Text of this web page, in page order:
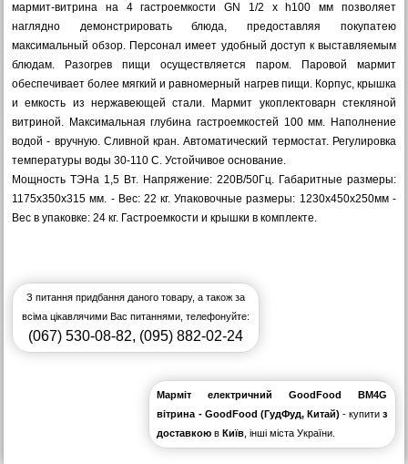
мармит-витрина на 4 гастроемкости GN 1/2 х h100 мм позволяет
наглядно демонстрировать блюда, предоставляя покупатею
максимальный обзор. Персонал имеет удобный доступ к выставляемым
блюдам. Разогрев пищи осуществляется паром. Паровой мармит
обеспечивает более мягкий и равномерный нагрев пищи. Корпус, крышка
и емкость из нержавеющей стали. Мармит укоплектоварн стекляной
витриной. Максимальная глубина гастроемкостей 100 мм. Наполнение
водой - вручную. Сливной кран. Автоматический термостат. Регулировка
температуры воды 30-110 С. Устойчивое основание.
Мощность ТЭНа 1,5 Вт. Напряжение: 220В/50Гц. Габаритные размеры:
1175х350х315 мм. - Вес: 22 кг. Упаковочные размеры: 1230х450х250мм -
Вес в упаковке: 24 кг. Гастроемкости и крышки в комплекте.
З питання придбання даного товару, а також за
всіма цікавлячими Вас питаннями, телефонуйте:
(067) 530-08-82, (095) 882-02-24
Марміт електричний GoodFood BM4G
вітрина - GoodFood (ГудФуд, Китай)- купитиз
доставкою вКиїв , інші міста України.